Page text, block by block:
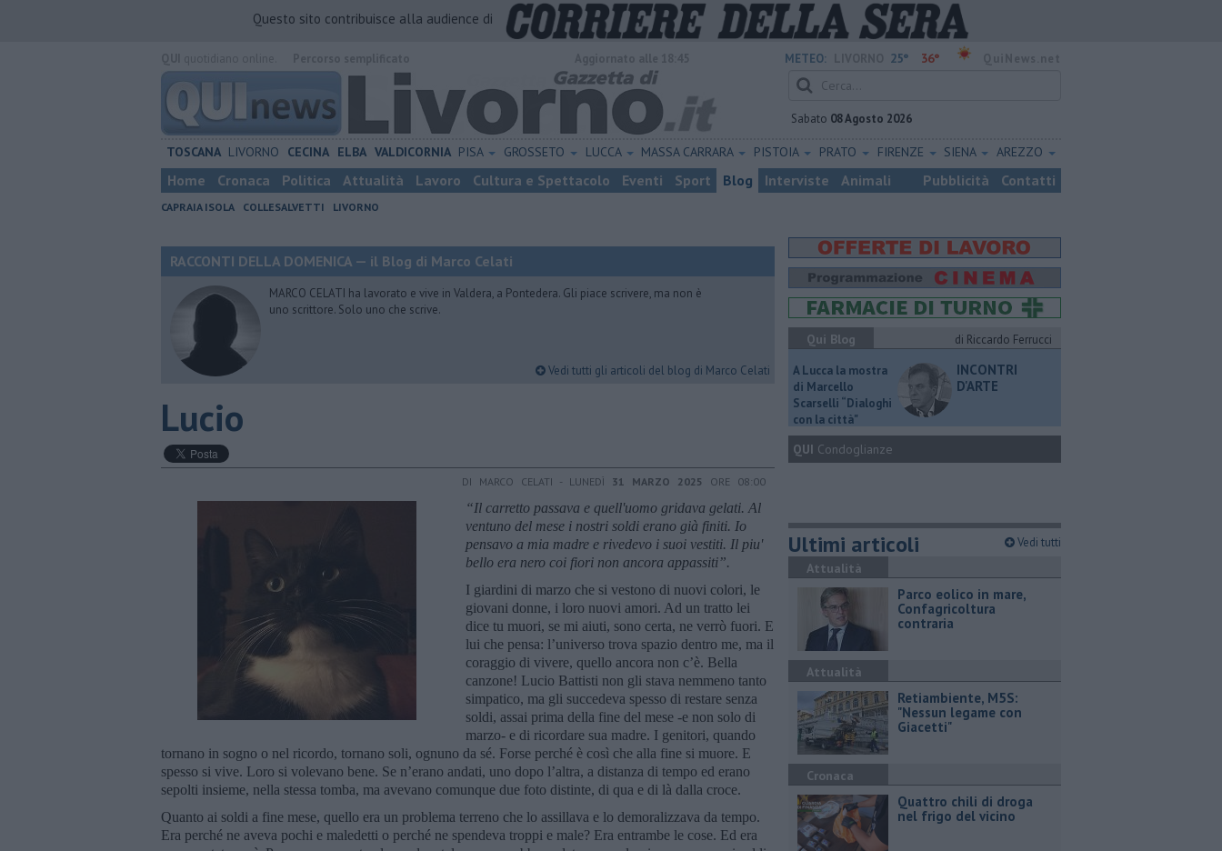
Questo sito contribuisce alla audience di
METEO: 25° 36°
Sabato 08 Agosto 2026
TOSCANA LIVORNO CECINA ELBA VALDICORNIA PISA GROSSETO LUCCA MASSA CARRARA PISTOIA PRATO FIRENZE SIENA AREZZO
Home Cronaca Politica Attualità Lavoro Cultura e Spettacolo Eventi Sport Blog Interviste Animali Pubblicità Contatti
CAPRAIA ISOLA COLLESALVETTI LIVORNO
RACCONTI DELLA DOMENICA — il Blog di Marco Celati
MARCO CELATI ha lavorato e vive in Valdera, a Pontedera. Gli piace scrivere, ma non è
uno scrittore. Solo uno che scrive.
Vedi tutti gli articoli del blog di Marco Celati
Lucio
DI MARCO CELATI - LUNEDÌ 31 MARZO 2025 ORE 08:00
“Il carretto passava e quell'uomo gridava gelati. Al
ventuno del mese i nostri soldi erano già finiti. Io
pensavo a mia madre e rivedevo i suoi vestiti. Il piu'
bello era nero coi fiori non ancora appassiti”.
I giardini di marzo che si vestono di nuovi colori, le
giovani donne, i loro nuovi amori. Ad un tratto lei
dice tu muori, se mi aiuti, sono certa, ne verrò fuori. E
lui che pensa: l’universo trova spazio dentro me, ma il
coraggio di vivere, quello ancora non c’è. Bella
canzone! Lucio Battisti non gli stava nemmeno tanto
simpatico, ma gli succedeva spesso di restare senza
soldi, assai prima della fine del mese -e non solo di
marzo- e di ricordare sua madre. I genitori, quando
tornano in sogno o nel ricordo, tornano soli, ognuno da sé. Forse perché è così che alla fine si muore. E
spesso si vive. Loro si volevano bene. Se n’erano andati, uno dopo l’altra, a distanza di tempo ed erano
sepolti insieme, nella stessa tomba, ma avevano comunque due foto distinte, di qua e di là dalla croce.
Quanto ai soldi a fine mese, quello era un problema terreno che lo assillava e lo demoralizzava da tempo.
Era perché ne aveva pochi e maledetti o perché ne spendeva troppi e male? Era entrambe le cose. Ed era
Qui Blog
di Riccardo Ferrucci
A Lucca la mostra
di Marcello
Scarselli “Dialoghi
con la città"
INCONTRI
D'ARTE
QUI Condoglianze
Ultimi articoli Vedi tutti
Attualità
Parco eolico in mare,
Confagricoltura
contraria
Attualità
Retiambiente, M5S:
"Nessun legame con
Giacetti"
Cronaca
Quattro chili di droga
nel frigo del vicino